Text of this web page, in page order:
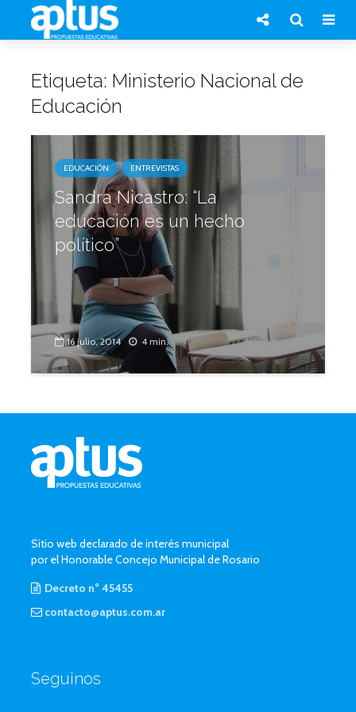
Etiqueta: Ministerio Nacional de
Educación
EDUCACIÓN ENTREVISTAS
Sandra Nicastro: “La
educación es un hecho
político”
16 julio, 2014 4 min.
Sitio web declarado de interés municipal
por el Honorable Concejo Municipal de Rosario
Decreto n° 45455
contacto@aptus.com.ar
Seguinos